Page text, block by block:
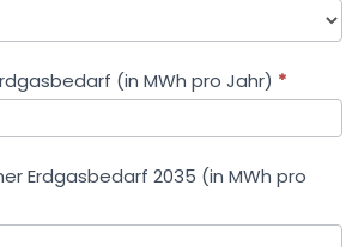
(in MWh pro Jahr) *
Erdgasbedarf 2035 (in MWh pro